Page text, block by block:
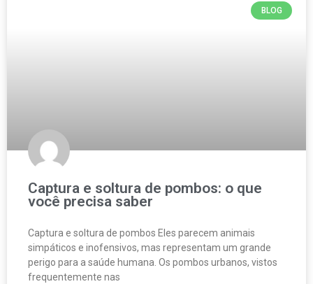
BLOG
Captura e soltura de pombos: o que
você precisa saber
Captura e soltura de pombos Eles parecem animais
simpáticos e inofensivos, mas representam um grande
perigo para a saúde humana. Os pombos urbanos, vistos
frequentemente nas